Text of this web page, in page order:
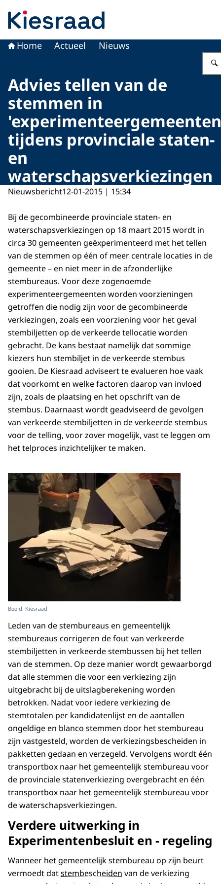
Home Actueel Nieuws
Advies tellen van de
stemmen in
tijdens provinciale staten-
en
waterschapsverkiezingen
Nieuwsbericht12-01-2015 | 15:34
Bij de gecombineerde provinciale staten- en
waterschapsverkiezingen op 18 maart 2015 wordt in
circa 30 gemeenten geëxperimenteerd met het tellen
van de stemmen op één of meer centrale locaties in de
gemeente – en niet meer in de afzonderlijke
stembureaus. Voor deze zogenoemde
experimenteergemeenten worden voorzieningen
getroffen die nodig zijn voor de gecombineerde
verkiezingen, zoals een voorziening voor het geval
stembiljetten op de verkeerde tellocatie worden
gebracht. De kans bestaat namelijk dat sommige
kiezers hun stembiljet in de verkeerde stembus
gooien. De Kiesraad adviseert te evalueren hoe vaak
dat voorkomt en welke factoren daarop van invloed
zijn, zoals de plaatsing en het opschrift van de
stembus. Daarnaast wordt geadviseerd de gevolgen
van verkeerde stembiljetten in de verkeerde stembus
voor de telling, voor zover mogelijk, vast te leggen om
het telproces inzichtelijker te maken.
Beeld: Kiesraad
Leden van de stembureaus en gemeentelijk
stembureaus corrigeren de fout van verkeerde
stembiljetten in verkeerde stembussen bij het tellen
van de stemmen. Op deze manier wordt gewaarborgd
dat alle stemmen die voor een verkiezing zijn
uitgebracht bij de uitslagberekening worden
betrokken. Nadat voor iedere verkiezing de
stemtotalen per kandidatenlijst en de aantallen
ongeldige en blanco stemmen door het stembureau
zijn vastgesteld, worden de verkiezingsbescheiden in
pakketten gedaan en verzegeld. Vervolgens wordt één
transportbox naar het gemeentelijk stembureau voor
de provinciale statenverkiezing overgebracht en één
transportbox naar het gemeentelijk stembureau voor
de waterschapsverkiezingen.
Verdere uitwerking in
Experimentenbesluit en - regeling
Wanneer het gemeentelijk stembureau op zijn beurt
vermoedt datstembescheiden van de verkiezing